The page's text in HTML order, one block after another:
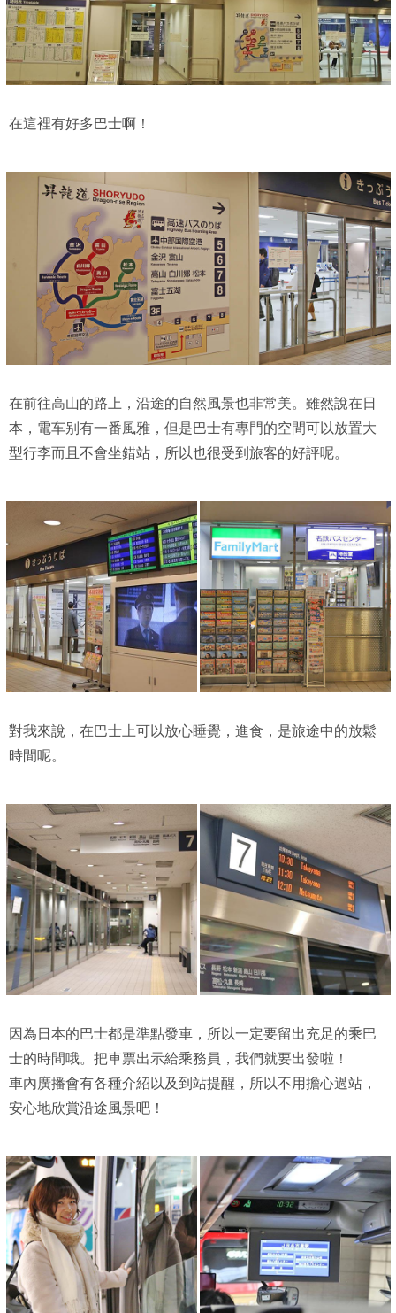
在這裡有好多巴士啊！
在前往高山的路上，沿途的自然風景也非常美。雖然說在日
本，電车别有一番風雅，但是巴士有專門的空間可以放置大
型行李而且不會坐錯站，所以也很受到旅客的好評呢。
對我來說，在巴士上可以放心睡覺，進食，是旅途中的放鬆
時間呢。
因為日本的巴士都是準點發車，所以一定要留出充足的乘巴
士的時間哦。把車票出示給乘務員，我們就要出發啦！
車內廣播會有各種介紹以及到站提醒，所以不用擔心過站，
安心地欣賞沿途風景吧！